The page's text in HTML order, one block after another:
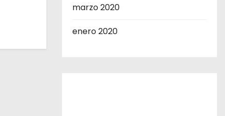
marzo 2020
enero 2020